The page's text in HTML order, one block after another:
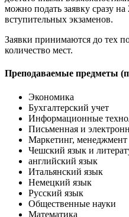
можно подать заявку сразу
вступительных экзаменов.
Заявки принимаются до тех
количество мест.
Преподаваемые предметы
Экономика
Бухгалтерский учет
Информационные
Письменная и
Маркетинг, менеджмент
Чешский язык и
английский язык
Итальянский язык
Немецкий язык
Русский язык
Общественные науки
Математика